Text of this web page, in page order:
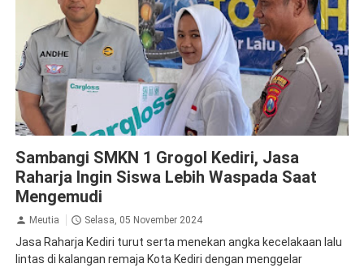
Sambangi SMKN 1 Grogol Kediri, Jasa
Raharja Ingin Siswa Lebih Waspada Saat
Mengemudi
Meutia Selasa, 05 November 2024
Jasa Raharja Kediri turut serta menekan angka kecelakaan lalu
lintas di kalangan remaja Kota Kediri dengan menggelar